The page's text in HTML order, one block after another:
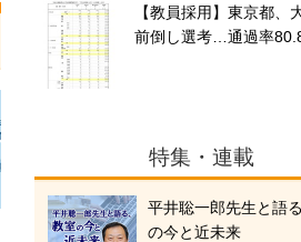
【教員採用】東京都、
前倒し選考…通過率
特集・連載
平井聡一郎先生と語
の今と近未来